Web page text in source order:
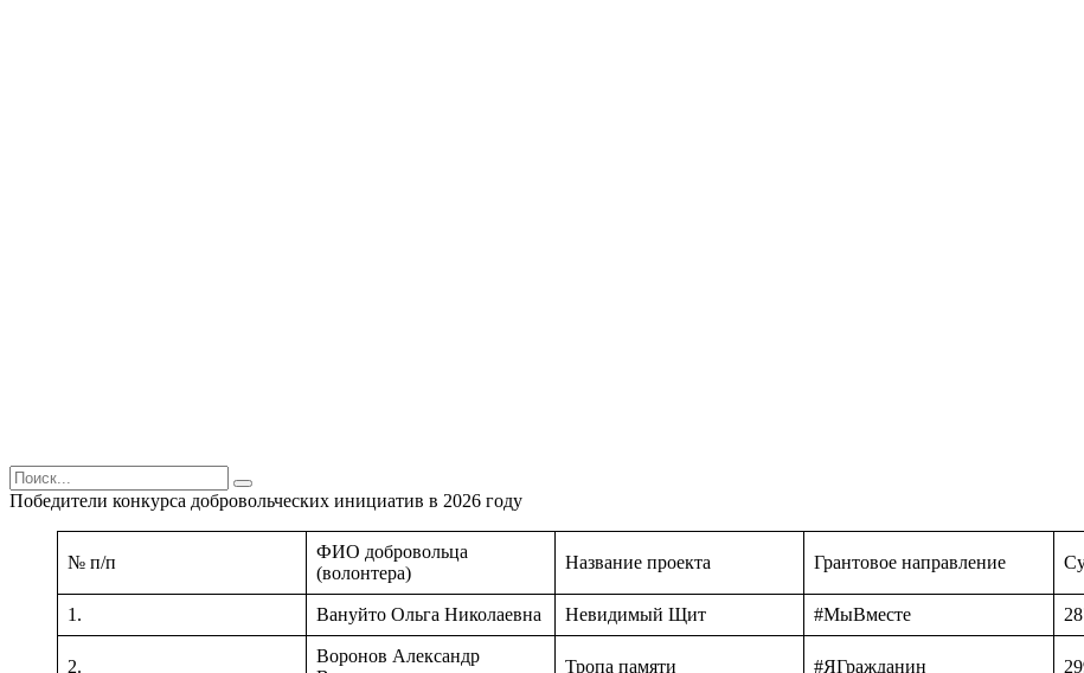
Поиск
Победители конкурса добровольческих инициатив в 2026 году
№ п/п
ФИО добровольца
(волонтера)
Название проекта Грантовое направление
1. Вануйто Ольга Николаевна Невидимый Щит #МыВместе
2.
Воронов Александр
Тропа памяти #ЯГражданин